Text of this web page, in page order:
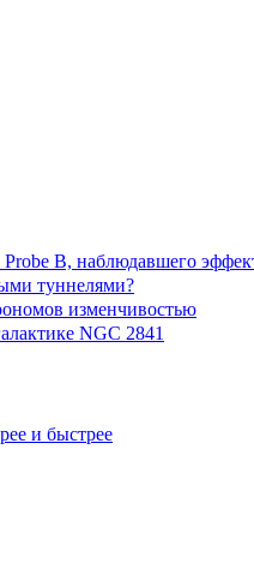
Probe B, наблюдавшего
туннелями?
изменчивостью
NGC 2841
и быстрее